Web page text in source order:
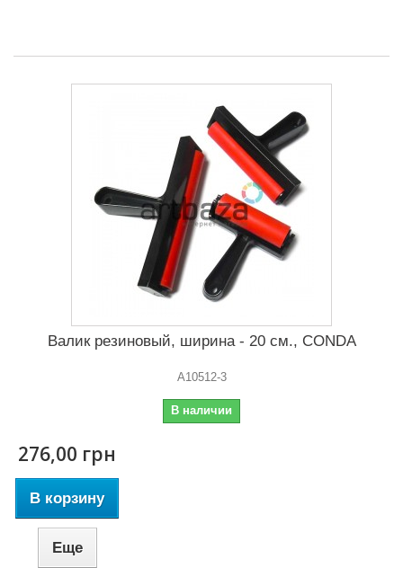
Валик резиновый, ширина - 20 см., CONDA
A10512-3
В наличии
276,00 грн
В корзину
Еще